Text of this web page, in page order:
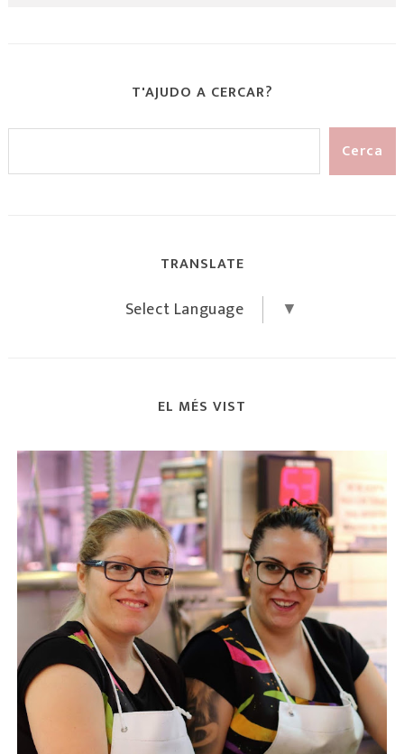
T'AJUDO A CERCAR?
TRANSLATE
Select Language ▼
EL MÉS VIST